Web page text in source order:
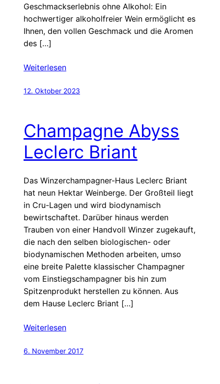
Geschmackserlebnis ohne Alkohol: Ein
hochwertiger alkoholfreier Wein ermöglicht es
Ihnen, den vollen Geschmack und die Aromen
des […]
Weiterlesen
12. Oktober 2023
Champagne Abyss
Leclerc Briant
Das Winzerchampagner-Haus Leclerc Briant
hat neun Hektar Weinberge. Der Großteil liegt
in Cru-Lagen und wird biodynamisch
bewirtschaftet. Darüber hinaus werden
Trauben von einer Handvoll Winzer zugekauft,
die nach den selben biologischen- oder
biodynamischen Methoden arbeiten, umso
eine breite Palette klassischer Champagner
vom Einstiegschampagner bis hin zum
Spitzenprodukt herstellen zu können. Aus
dem Hause Leclerc Briant […]
Weiterlesen
6. November 2017